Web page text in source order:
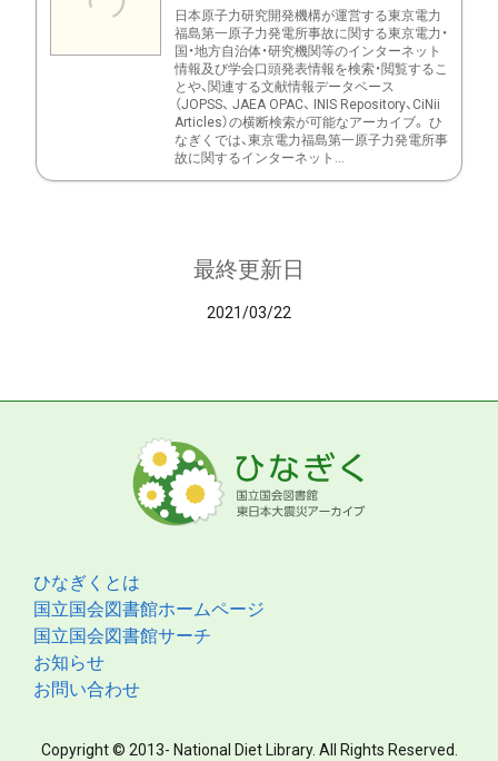
日本原子力研究開発機構が運営する東京電力
福島第一原子力発電所事故に関する東京電力・
国・地方自治体・研究機関等のインターネット
情報及び学会口頭発表情報を検索・閲覧するこ
とや、関連する文献情報データベース
（JOPSS、 JAEA OPAC、 INIS Repository、CiNii
Articles）の横断検索が可能なアーカイブ。 ひ
なぎくでは、東京電力福島第一原子力発電所事
故に関するインターネット...
最終更新日
2021/03/22
ひなぎくとは
国立国会図書館ホームページ
国立国会図書館サーチ
お知らせ
お問い合わせ
Copyright © 2013- National Diet Library. All Rights Reserved.